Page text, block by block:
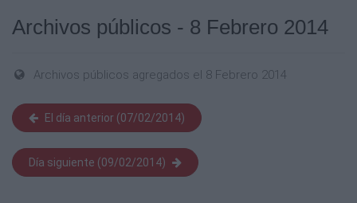
Archivos públicos - 8 Febrero 2014
Archivos públicos agregados el 8 Febrero 2014
El día anterior (07/02/2014)
Día siguiente (09/02/2014)